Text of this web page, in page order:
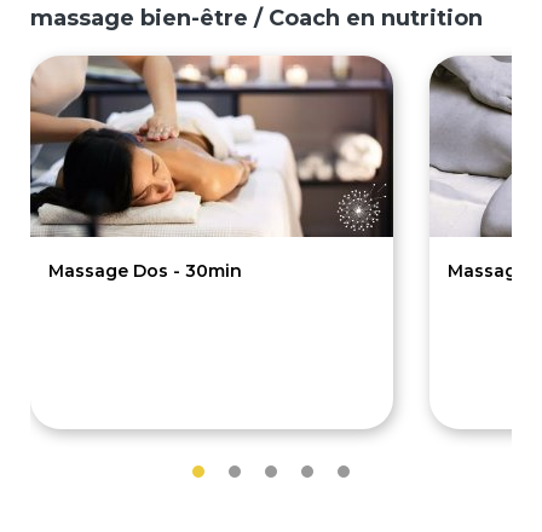
massage bien-être / Coach en nutrition
Massage Dos - 30min Massage